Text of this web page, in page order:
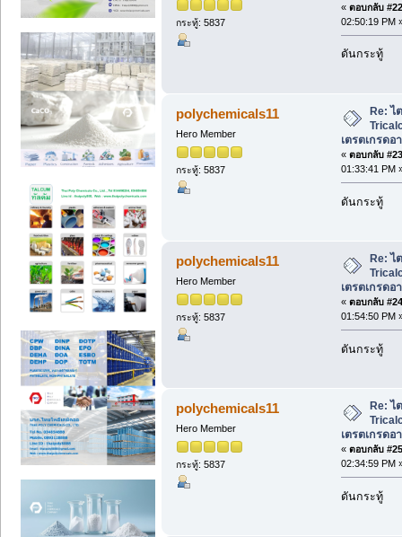
กระทู้: 5837
« ตอบกลับ
02:50:19 PM
ดันกระทู้
polychemicals11
Hero Member
กระทู้: 5837
Re: ไ
เตรตเกรดอ
« ตอบกลับ
01:33:41 PM
ดันกระทู้
polychemicals11
Hero Member
กระทู้: 5837
Re: ไ
เตรตเกรดอ
« ตอบกลับ
01:54:50 PM
ดันกระทู้
polychemicals11
Hero Member
กระทู้: 5837
Re: ไ
เตรตเกรดอ
« ตอบกลับ
02:34:59 PM
ดันกระทู้